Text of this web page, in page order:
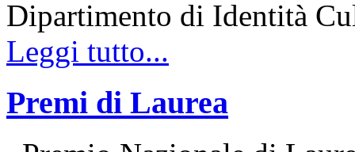
Dipartimento di Identità
Leggi tutto...
Premi di Laurea